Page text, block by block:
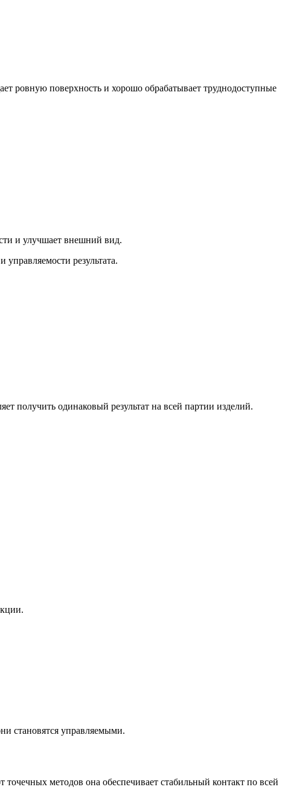
ровную поверхность и хорошо обрабатывает труднодоступные
и улучшает внешний вид.
результата.
получить одинаковый результат на всей партии изделий.
становятся управляемыми.
методов она обеспечивает стабильный контакт по всей